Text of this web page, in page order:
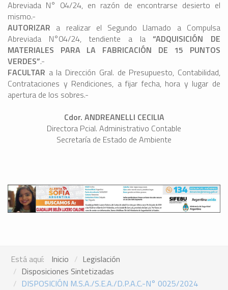
Abreviada N° 04/24, en razón de encontrarse desierto el
mismo.-
AUTORIZAR a realizar el Segundo Llamado a Compulsa
Abreviada N°04/24, tendiente a la“ADQUISICIÓN DE
MATERIALES PARA LA FABRICACIÓN DE 15 PUNTOS
VERDES”.-
FACULTAR a la Dirección Gral. de Presupuesto, Contabilidad,
Contrataciones y Rendiciones, a fijar fecha, hora y lugar de
apertura de los sobres.-
Cdor. ANDREANELLI CECILIA
Directora Pcial. Administrativo Contable
Secretaría de Estado de Ambiente
Está aquí: Inicio
Legislación
Disposiciones Sintetizadas
DISPOSICIÓN M.S.A./S.E.A./D.P.A.C.-N° 0025/2024